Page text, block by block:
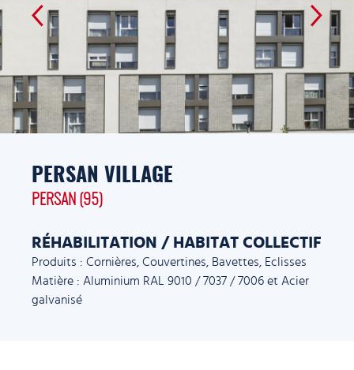
PERSAN VILLAGE
PERSAN (95)
RÉHABILITATION / HABITAT COLLECTIF
Produits : Cornières, Couvertines, Bavettes, Eclisses
Matière : Aluminium RAL 9010 / 7037 / 7006 et Acier
galvanisé